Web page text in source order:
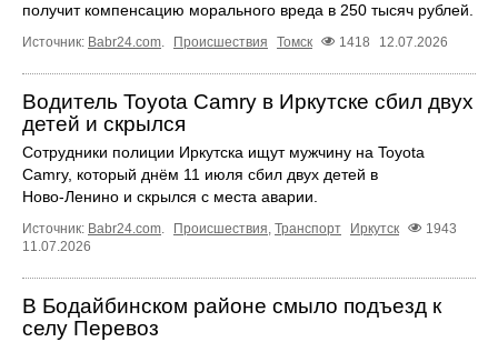
получит компенсацию морального вреда в 250 тысяч рублей.
Источник: Babr24.com. Происшествия Томск 1418 12.07.2026
Водитель Toyota Camry в Иркутске сбил двух
детей и скрылся
Сотрудники полиции Иркутска ищут мужчину на Toyota
Camry, который днём 11 июля сбил двух детей в
Ново‑Ленино и скрылся с места аварии.
Источник: Babr24.com. Происшествия, Транспорт Иркутск
1943
11.07.2026
В Бодайбинском районе смыло подъезд к
селу Перевоз